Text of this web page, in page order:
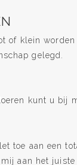
of klein worden
gelegd.
kunt u bij
toe aan een
aan het juiste